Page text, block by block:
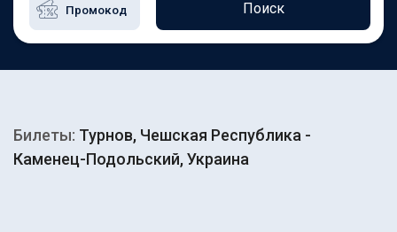
Поиск
Билеты: Турнов, Чешская Республика -
Каменец-Подольский, Украина